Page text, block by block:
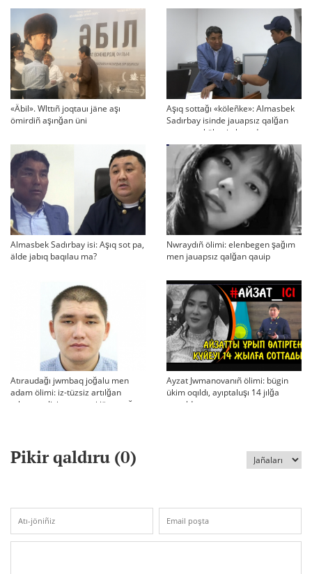
«Äbil». Wlttıñ joqtauı jäne aşı
ömirdiñ aşınğan üni
Aşıq sottağı «köleñke»: Almasbek
Sadırbay isinde jauapsız qalğan
swraqtar köbeyip baradı
Almasbek Sadırbay isi: Aşıq sot pa,
älde jabıq baqılau ma?
Nwraydıñ ölimi: elenbegen şağım
men jauapsız qalğan qauip
Atıraudağı jwmbaq joğalu men
adam ölimi: iz-tüzsiz artılğan
otbası, policiya tergeui jäne qoğam
Ayzat Jwmanovanıñ ölimi: bügin
ükim oqıldı, ayıptaluşı 14 jılğa
sottaldı
Pikir qaldıru (0)